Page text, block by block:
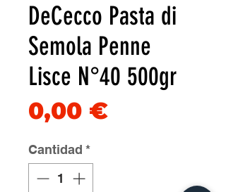
DeCecco Pasta di
Semola Penne
Lisce N°40 500gr
0,00 €Precio
Cantidad *